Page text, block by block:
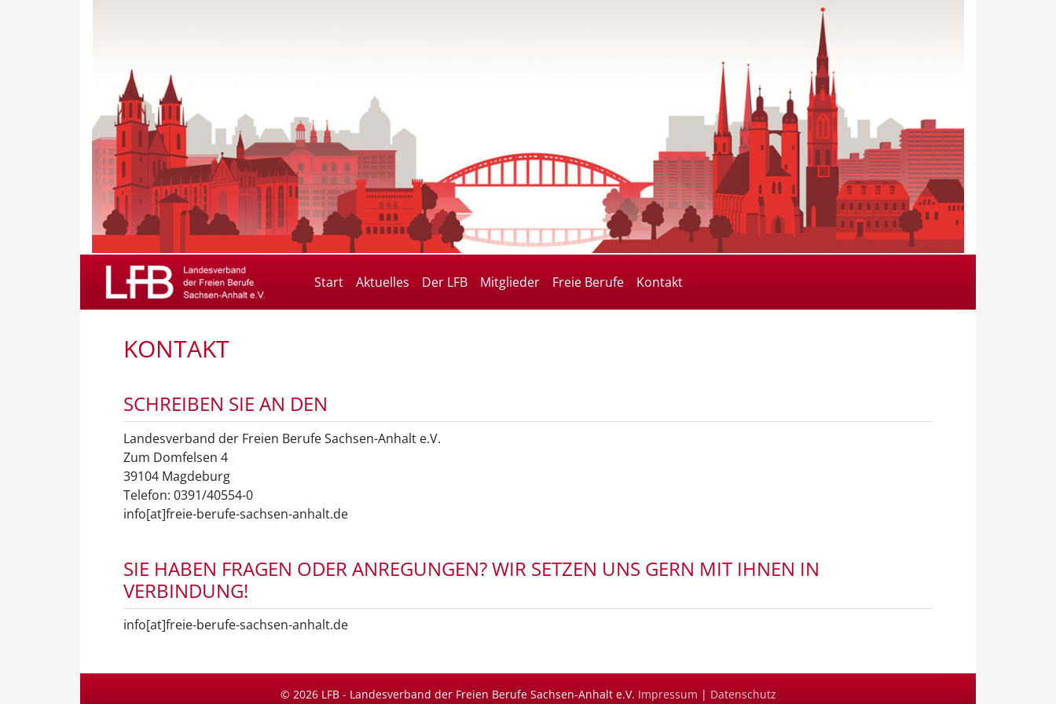
Start Aktuelles Der LFB Mitglieder Freie Berufe Kontakt
KONTAKT
SCHREIBEN SIE AN DEN
Landesverband der Freien Berufe Sachsen-Anhalt e.V.
Zum Domfelsen 4
39104 Magdeburg
Telefon: 0391/40554-0
info[at]freie-berufe-sachsen-anhalt.de
SIE HABEN FRAGEN ODER ANREGUNGEN? WIR SETZEN UNS GERN MIT IHNEN IN
VERBINDUNG!
info[at]freie-berufe-sachsen-anhalt.de
© 2026 LFB - Landesverband der Freien Berufe Sachsen-Anhalt e.V. Impressum | Datenschutz